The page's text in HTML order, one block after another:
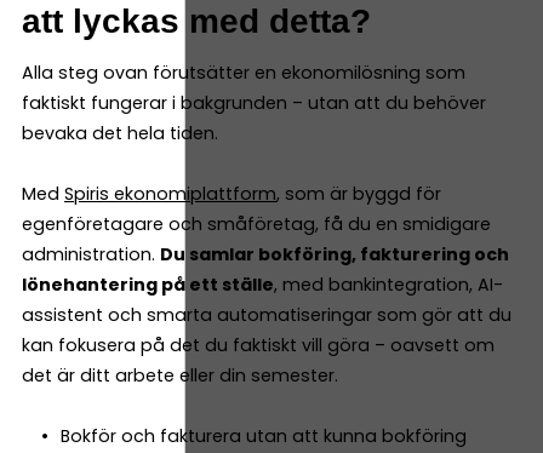
att lyckas med detta?
Alla steg ovan förutsätter en ekonomilösning som
faktiskt fungerar i bakgrunden – utan att du behöver
bevaka det hela tiden.
Med Spiris ekonomiplattform, som är byggd för
egenföretagare och småföretag, få du en smidigare
administration. Du samlar bokföring, fakturering och
lönehantering på ett ställe, med bankintegration, AI-
assistent och smarta automatiseringar som gör att du
kan fokusera på det du faktiskt vill göra – oavsett om
det är ditt arbete eller din semester.
Bokför och fakturera utan att kunna bokföring